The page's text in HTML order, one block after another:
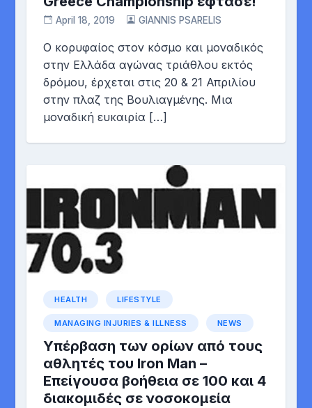
April 18, 2019 GIANNIS PSARELIS
Ο κορυφαίος στον κόσμο και μοναδικός
στην Ελλάδα αγώνας τριάθλου εκτός
δρόμου, έρχεται στις 20 & 21 Απριλίου
στην πλαζ της Βουλιαγμένης. Μια
μοναδική ευκαιρία […]
HEALTH LIFESTYLE
MANAGING INJURIES & ILLNESS NEWS
Υπέρβαση των ορίων από τους
αθλητές του Iron Man –
Επείγουσα βοήθεια σε 100 και 4
διακομιδές σε νοσοκομεία